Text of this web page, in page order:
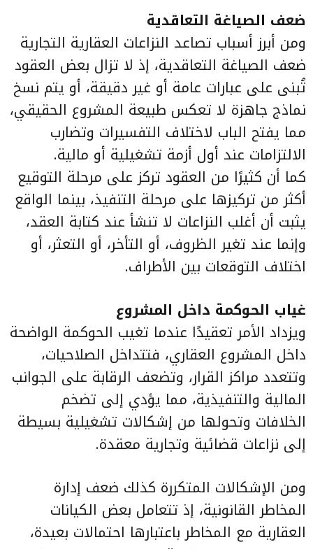
ضعف الصياغة التعاقدية
ومن أبرز أسباب تصاعد النزاعات العقارية التجارية
ضعف الصياغة التعاقدية، إذ لا تزال بعض العقود
تُبنى على عبارات عامة أو غير دقيقة، أو يتم نسخ
نماذج جاهزة لا تعكس طبيعة المشروع الحقيقي،
مما يفتح الباب لاختلاف التفسيرات وتضارب
الالتزامات عند أول أزمة تشغيلية أو مالية.
كما أن كثيرًا من العقود تركز على مرحلة التوقيع
أكثر من تركيزها على مرحلة التنفيذ، بينما الواقع
يثبت أن أغلب النزاعات لا تنشأ عند كتابة العقد،
وإنما عند تغير الظروف، أو التأخر، أو التعثر، أو
اختلاف التوقعات بين الأطراف.
غياب الحوكمة داخل المشروع
ويزداد الأمر تعقيدًا عندما تغيب الحوكمة الواضحة
داخل المشروع العقاري، فتتداخل الصلاحيات،
وتتعدد مراكز القرار، وتضعف الرقابة على الجوانب
المالية والتنفيذية، مما يؤدي إلى تضخم
الخلافات وتحولها من إشكالات تشغيلية بسيطة
إلى نزاعات قضائية وتجارية معقدة.
ومن الإشكالات المتكررة كذلك ضعف إدارة
المخاطر القانونية، إذ تتعامل بعض الكيانات
العقارية مع المخاطر باعتبارها احتمالات بعيدة،